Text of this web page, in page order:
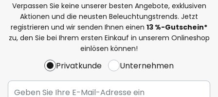
Verpassen Sie keine unserer besten Angebote, exklusiven
Aktionen und die neusten Beleuchtungstrends. Jetzt
registrieren und wir senden Ihnen einen 13 %-Gutschein*
zu, den Sie bei Ihrem ersten Einkauf in unserem Onlineshop
einlösen können!
Privatkunde Unternehmen